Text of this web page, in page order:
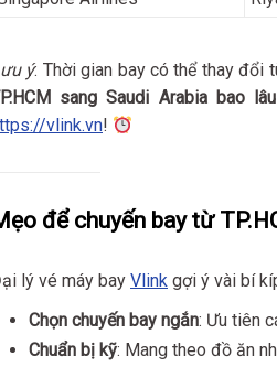
ý: Thời gian bay có thể thay đổi
sang Saudi Arabia bao lâu
vlink.vn!
để chuyến bay từ
lý vé máy bay Vlink gợi ý vài bí
Chọn chuyến bay ngắn: Ưu tiên
Chuẩn bị kỹ: Mang theo đồ ăn